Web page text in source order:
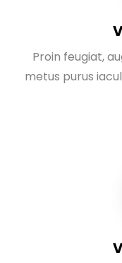
Proin feugiat,
metus purus